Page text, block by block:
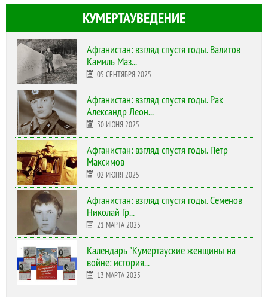
КУМЕРТАУВЕДЕНИЕ
Афганистан: взгляд спустя годы. Валитов
Камиль Маз...
05 СЕНТЯБРЯ 2025
Афганистан: взгляд спустя годы. Рак
Александр Леон...
30 ИЮНЯ 2025
Афганистан: взгляд спустя годы. Петр
Максимов
02 ИЮНЯ 2025
Афганистан: взгляд спустя годы. Семенов
Николай Гр...
21 МАРТА 2025
Календарь "Кумертауские женщины на
войне: история...
13 МАРТА 2025